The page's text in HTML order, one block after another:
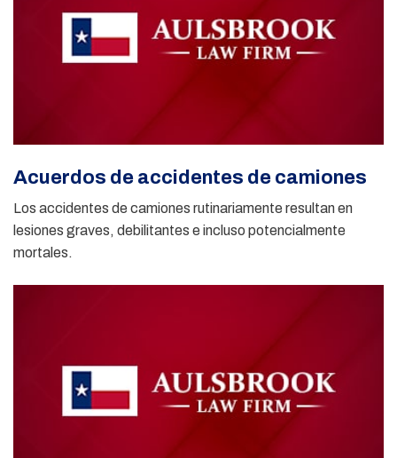
Acuerdos de accidentes de camiones
Los accidentes de camiones rutinariamente resultan en
lesiones graves, debilitantes e incluso potencialmente
mortales.